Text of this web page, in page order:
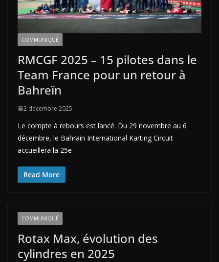
COMMUNIQUÉ
RMCGF 2025 – 15 pilotes dans le
Team France pour un retour à
Bahreïn
2 décembre 2025
Le compte à rebours est lancé. Du 29 novembre au 6
décembre, le Bahrain International Karting Circuit
accueillera la 25e
Read More
COMMUNIQUÉ
Rotax Max, évolution des
cylindres en 2025